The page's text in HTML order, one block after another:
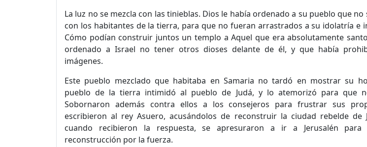
La luz no se mezcla con las tinieblas. Dios le había ordenado a su pueblo que no
con los habitantes de la tierra, para que no fueran arrastrados a su idolatría e
Cómo podían construir juntos un templo a Aquel que era absolutamente
ordenado a Israel no tener otros dioses delante de él, y que había
imágenes.
Este pueblo mezclado que habitaba en Samaria no tardó en mostrar su
pueblo de la tierra intimidó al pueblo de Judá, y lo atemorizó para que
Sobornaron además contra ellos a los consejeros para frustrar sus
escribieron al rey Asuero, acusándolos de reconstruir la ciudad rebelde de
cuando recibieron la respuesta, se apresuraron a ir a Jerusalén para
reconstrucción por la fuerza.